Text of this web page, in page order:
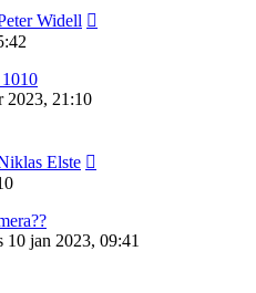
Widell
2023, 21:10
Elste
10 jan 2023, 09:41